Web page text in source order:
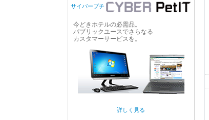
サイバープチ
今どきホテルの必需品。
パブリックユースでさらなる
カスタマーサービスを。
詳しく見る